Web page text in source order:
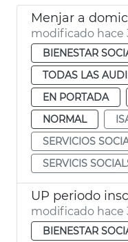
Menjar a
modificado hace
BIENESTAR
TODAS LAS
EN PORTADA
NORMAL
SERVICIOS
SERVICIS
UP periodo
modificado hace
BIENESTAR